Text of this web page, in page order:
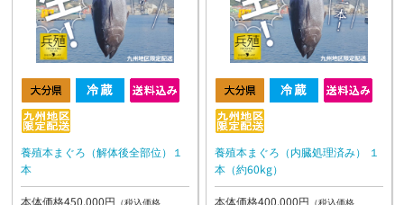
養殖本まぐろ（解体後全部位）１
本
本体価格450,000円
養殖本まぐろ（内臓処理済み） １
本（約60kg）
本体価格400,000円